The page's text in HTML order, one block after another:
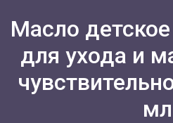
Масло
для ухода и
мл